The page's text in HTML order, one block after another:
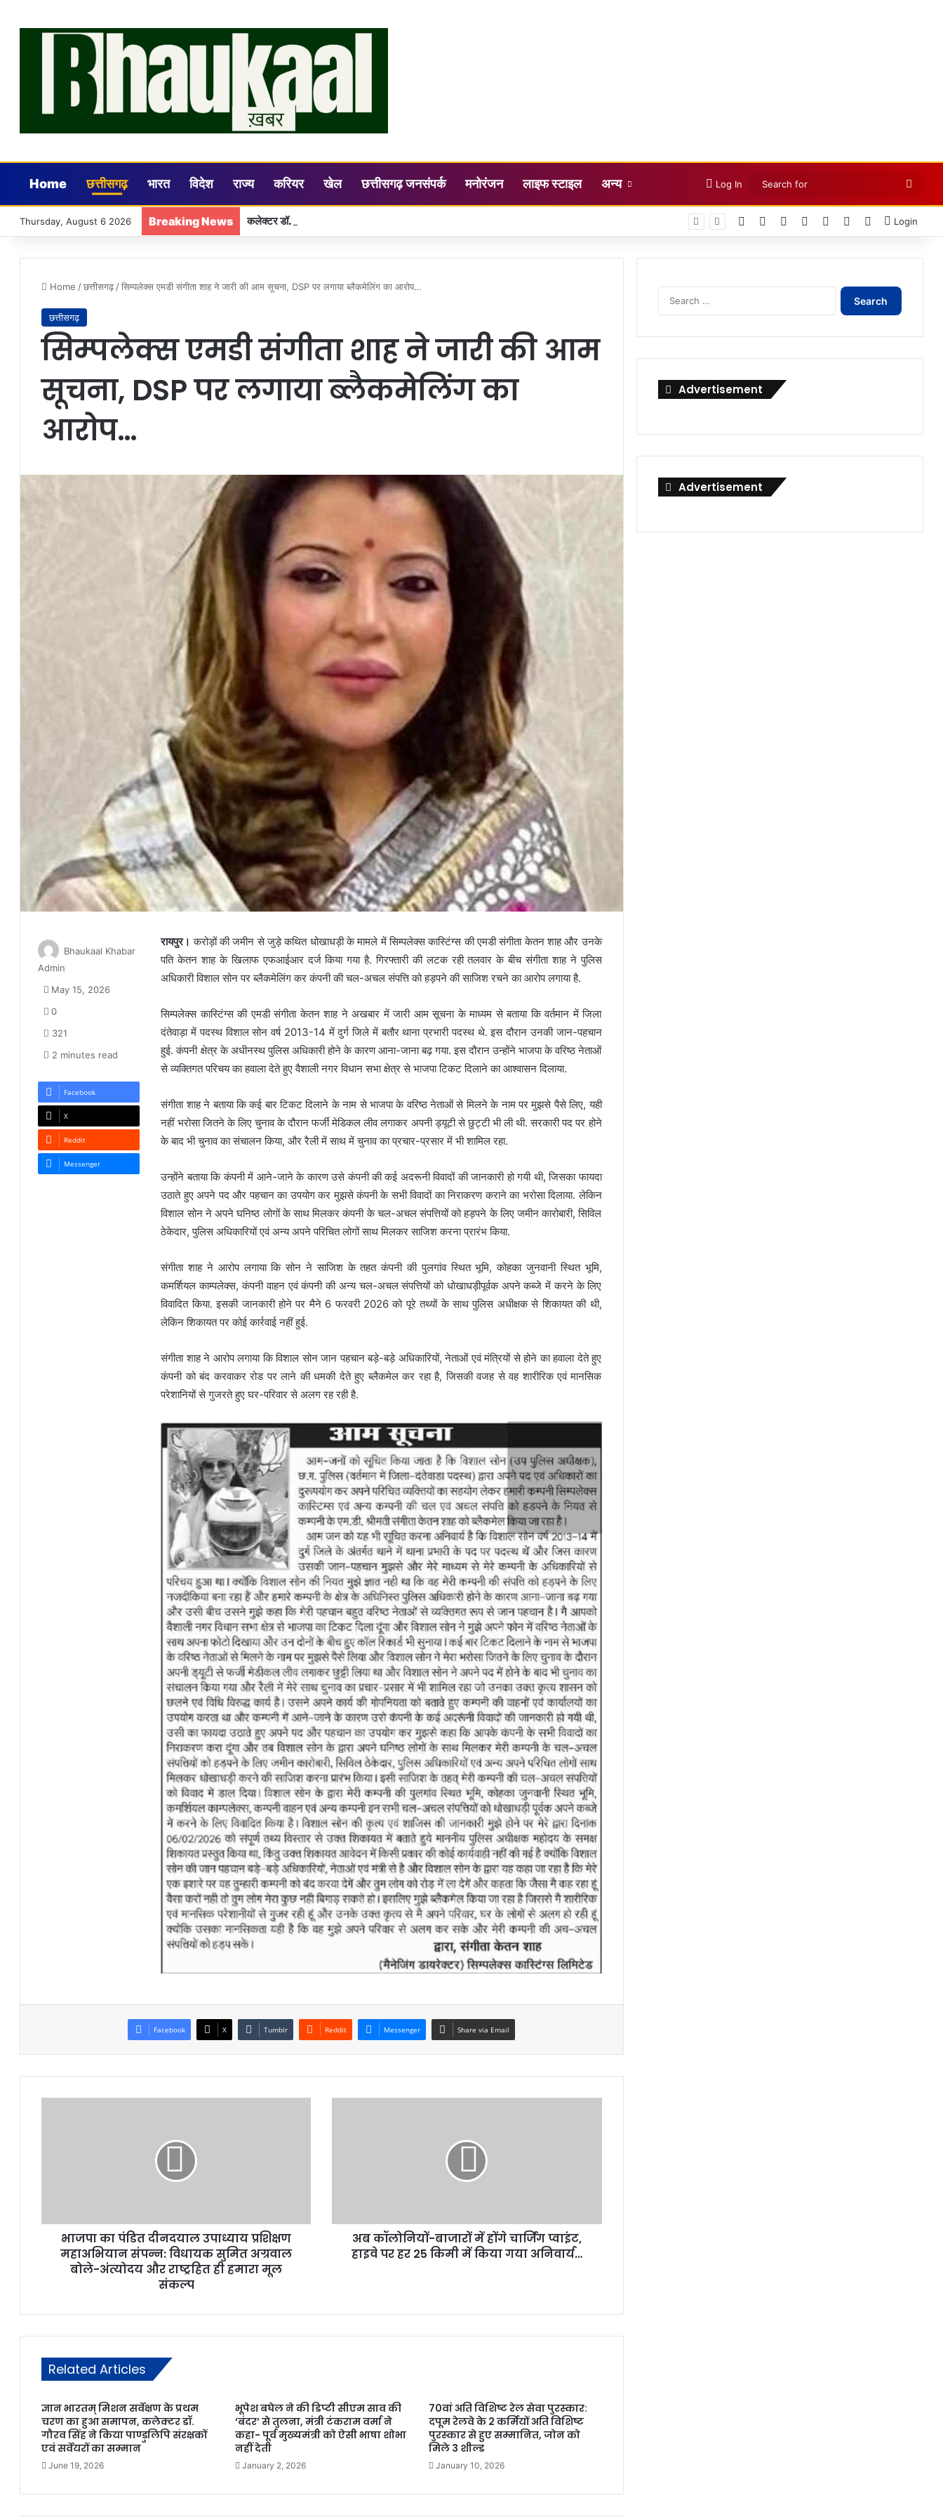
Home छत्तीसगढ़ भारत विदेश राज्य करियर खेल छत्तीसगढ़ जनसंपर्क मनोरंजन लाइफ स्टाइल अन्य Log In
for
Thursday, August 6 2026 Breaking News कलेक्टर डॉ. गौरव सिंह की अध्यक्षता में जिला स्तरीय सलाहकार समिति (DLCC) की बैठक सम्पन्न Facebook LinkedInYouTubeInstagramTelegramWhatsApp
Login
Home / छत्तीसगढ़ / सिम्पलेक्स एमडी संगीता शाह ने जारी की आम सूचना, DSP पर लगाया ब्लैकमेलिंग का आरोप…
छत्तीसगढ़
सिम्पलेक्स एमडी संगीता शाह ने जारी की आम
सूचना, DSP पर लगाया ब्लैकमेलिंग का
आरोप…
रायपुर। करोड़ों की जमीन से जुड़े कथित धोखाधड़ी के मामले में सिम्पलेक्स कास्टिंग्स की एमडी संगीता केतन शाह और उनके
पति केतन शाह के खिलाफ एफआईआर दर्ज किया गया है. गिरफ्तारी की लटक रही तलवार के बीच संगीता शाह ने पुलिस
अधिकारी विशाल सोन पर ब्लैकमेलिंग कर कंपनी की चल-अचल संपत्ति को हड़पने की साजिश रचने का आरोप लगाया है.
सिम्पलेक्स कास्टिंग्स की एमडी संगीता केतन शाह ने अखबार में जारी आम सूचना के माध्यम से बताया कि वर्तमान में जिला
दंतेवाड़ा में पदस्थ विशाल सोन वर्ष 2013-14 में दुर्ग जिले में बतौर थाना प्रभारी पदस्थ थे. इस दौरान उनकी जान-पहचान
हुई. कंपनी क्षेत्र के अधीनस्थ पुलिस अधिकारी होने के कारण आना-जाना बढ़ गया. इस दौरान उन्होंने भाजपा के वरिष्ठ नेताओं
से व्यक्तिगत परिचय का हवाला देते हुए वैशाली नगर विधान सभा क्षेत्र से भाजपा टिकट दिलाने का आश्वासन दिलाया.
संगीता शाह ने बताया कि कई बार टिकट दिलाने के नाम से भाजपा के वरिष्ठ नेताओं से मिलने के नाम पर मुझसे पैसे लिए, यही
नहीं भरोसा जितने के लिए चुनाव के दौरान फर्जी मेडिकल लीव लगाकर अपनी ड्यूटी से छुट्टी भी ली थी. सरकारी पद पर होने
के बाद भी चुनाव का संचालन किया, और रैली में साथ में चुनाव का प्रचार-प्रसार में भी शामिल रहा.
उन्होंने बताया कि कंपनी में आने-जाने के कारण उसे कंपनी की कई अदरूनी विवादों की जानकारी हो गयी थी, जिसका फायदा
उठाते हुए अपने पद और पहचान का उपयोग कर मुझसे कंपनी के सभी विवादों का निराकरण कराने का भरोसा दिलाया. लेकिन
विशाल सोन ने अपने घनिष्ठ लोगों के साथ मिलकर कंपनी के चल-अचल संपत्तियों को हड़पने के लिए जमीन कारोबारी, सिविल
ठेकेदार, पुलिस अधिकारियों एवं अन्य अपने परिचित लोगों साथ मिलकर साजिश करना प्रारंभ किया.
संगीता शाह ने आरोप लगाया कि सोन ने साजिश के तहत कंपनी की पुलगांव स्थित भूमि, कोहका जुनवानी स्थित भूमि,
कमर्शियल काम्पलेक्स, कंपनी वाहन एवं कंपनी की अन्य चल-अचल संपत्तियों को धोखाधड़ीपूर्वक अपने कब्जे में करने के लिए
विवादित किया. इसकी जानकारी होने पर मैने 6 फरवरी 2026 को पूरे तथ्यों के साथ पुलिस अधीक्षक से शिकायत की थी,
लेकिन शिकायत पर कोई कार्रवाई नहीं हुई.
संगीता शाह ने आरोप लगाया कि विशाल सोन जान पहचान बड़े-बड़े अधिकारियों, नेताओं एवं मंत्रियों से होने का हवाला देते हुए
कंपनी को बंद करवाकर रोड पर लाने की धमकी देते हुए ब्लैकमेल कर रहा है, जिसकी वजह से वह शारीरिक एवं मानसिक
परेशानियों से गुजरते हुए घर-परिवार से अलग रह रही है.
Bhaukaal Khabar
Admin
May 15, 2026
0
321
2 minutes read
Facebook
X
Reddit
Messenger
Facebook X Tumblr Reddit Messenger Share via Email
भाजपा का पंडित दीनदयाल उपाध्याय प्रशिक्षण
महाअभियान संपन्न: विधायक सुमित अग्रवाल
बोले-अंत्योदय और राष्ट्रहित ही हमारा मूल
संकल्प
अब कॉलोनियों-बाजारों में होंगे चार्जिंग प्वाइंट,
हाइवे पर हर 25 किमी में किया गया अनिवार्य…
Related Articles
ज्ञान भारतम् मिशन सर्वेक्षण के प्रथम
चरण का हुआ समापन, कलेक्टर डॉ.
गौरव सिंह ने किया पाण्डुलिपि संरक्षकों
एवं सर्वेयरों का सम्मान
June 19, 2026
भूपेश बघेल ने की डिप्टी सीएम साव की
‘बंदर’ से तुलना, मंत्री टंकराम वर्मा ने
कहा- पूर्व मुख्यमंत्री को ऐसी भाषा शोभा
नहीं देती
January 2, 2026
70वां अति विशिष्ट रेल सेवा पुरस्कार:
दपूम रेलवे के 2 कर्मियों अति विशिष्ट
पुरस्कार से हुए सम्मानित, जोन को
मिले 3 शील्ड
January 10, 2026
Search
Advertisement
Advertisement